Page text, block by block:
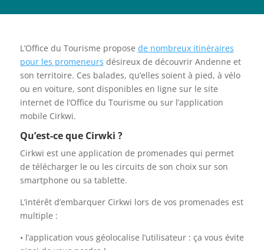
L’Office du Tourisme propose de nombreux itinéraires
pour les promeneurs désireux de découvrir Andenne et
son territoire. Ces balades, qu’elles soient à pied, à vélo
ou en voiture, sont disponibles en ligne sur le site
internet de l’Office du Tourisme ou sur l’application
mobile Cirkwi.
Qu’est-ce que Cirwki ?
Cirkwi est une application de promenades qui permet
de télécharger le ou les circuits de son choix sur son
smartphone ou sa tablette.
L’intérêt d’embarquer Cirkwi lors de vos promenades est
multiple :
• l’application vous géolocalise l’utilisateur : ça vous évite